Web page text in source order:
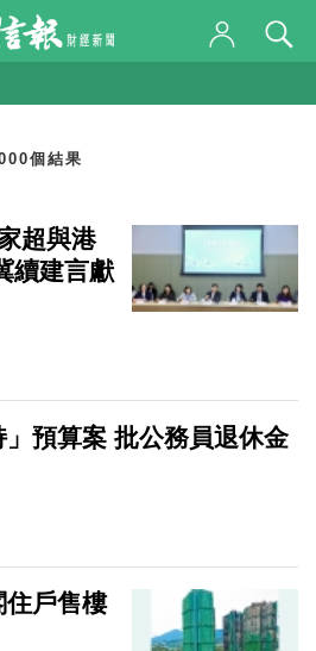
個結果
超與港
續建言獻
預算案 批公務員退休金
住戶售樓